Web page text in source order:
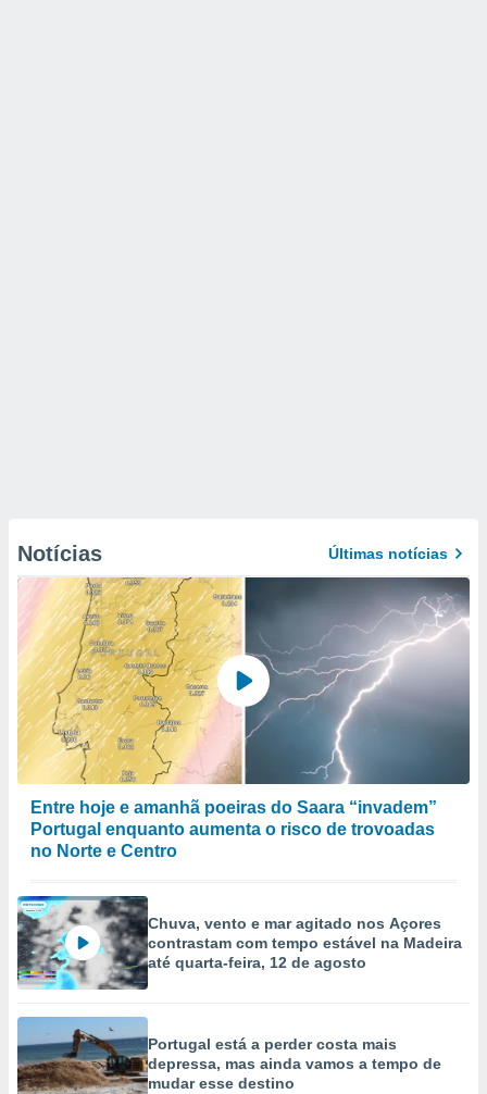
Notícias Últimas notícias
Entre hoje e amanhã poeiras do Saara “invadem”
Portugal enquanto aumenta o risco de trovoadas
no Norte e Centro
Chuva, vento e mar agitado nos Açores
contrastam com tempo estável na Madeira
até quarta-feira, 12 de agosto
Portugal está a perder costa mais
depressa, mas ainda vamos a tempo de
mudar esse destino